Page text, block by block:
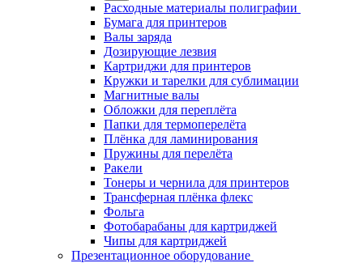
Расходные материалы полиграфии
Бумага для принтеров
Валы заряда
Дозирующие лезвия
Картриджи для принтеров
Кружки и тарелки для сублимации
Магнитные валы
Обложки для переплёта
Папки для термоперелёта
Плёнка для ламинирования
Пружины для перелёта
Ракели
Тонеры и чернила для принтеров
Трансферная плёнка флекс
Фольга
Фотобарабаны для картриджей
Чипы для картриджей
Презентационное оборудование